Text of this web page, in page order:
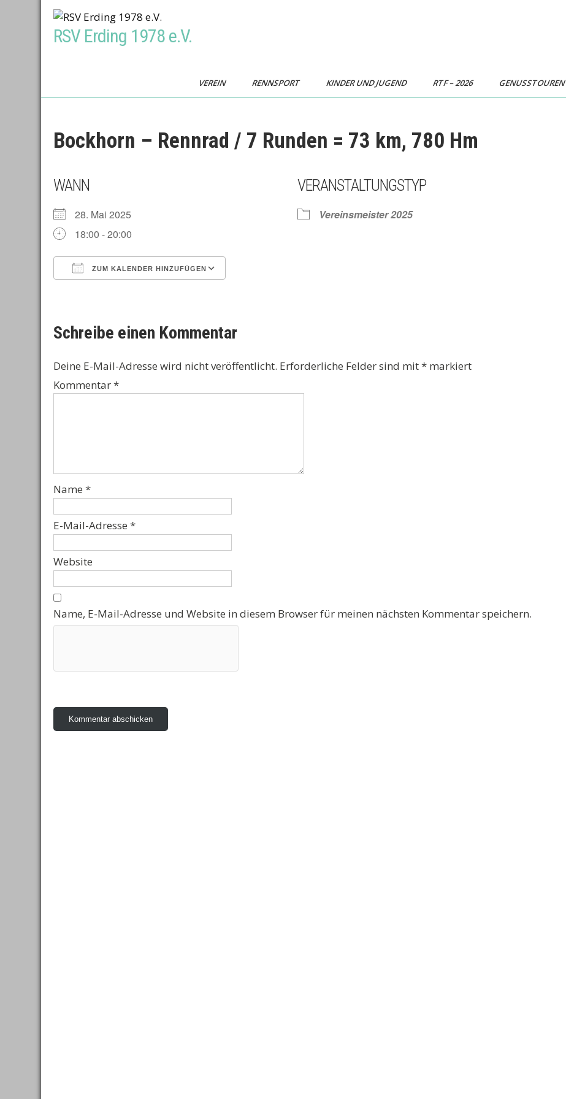
RSV Erding 1978 e.V.
VEREIN RENNSPORT KINDER UND JUGEND RTF – 2026 GENUSSTOUREN
Bockhorn – Rennrad / 7 Runden = 73 km, 780 Hm
WANN
28. Mai 2025
18:00 - 20:00
ZUM KALENDER HINZUFÜGEN
VERANSTALTUNGSTYP
Vereinsmeister 2025
Schreibe einen Kommentar
Deine E-Mail-Adresse wird nicht veröffentlicht. Erforderliche Felder sind mit* markiert
Kommentar*
Name *
E-Mail-Adresse *
Website
Name, E-Mail-Adresse und Website in diesem Browser für meinen nächsten Kommentar speichern.